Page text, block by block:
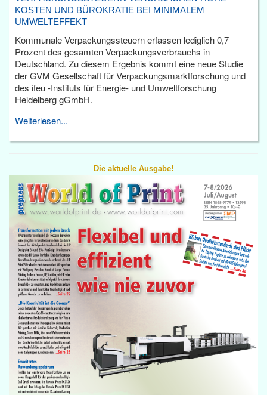
KOSTEN UND BÜROKRATIE BEI MINIMALEM
UMWELTEFFEKT
Kommunale Verpackungssteuern erfassen lediglich 0,7
Prozent des gesamten Verpackungsverbrauchs in
Deutschland. Zu diesem Ergebnis kommt eine neue Studie
der GVM Gesellschaft für Verpackungsmarktforschung und
des ifeu -Instituts für Energie- und Umweltforschung
Heidelberg gGmbH.
Weiterlesen...
Die aktuelle Ausgabe!